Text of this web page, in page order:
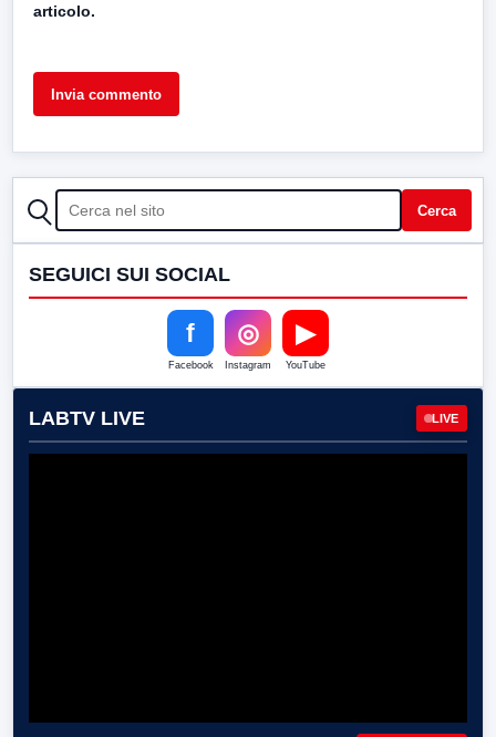
articolo.
CERCA Cerca
SEGUICI SUI SOCIAL
f
Facebook
◎
Instagram
▶
YouTube
LABTV LIVE LIVE